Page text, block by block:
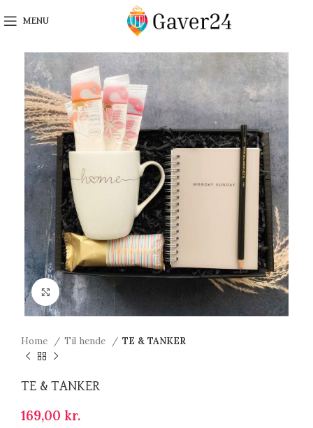
MENU
Click to enlarge
Home Til hende TE & TANKER
TE & TANKER
169,00 kr.